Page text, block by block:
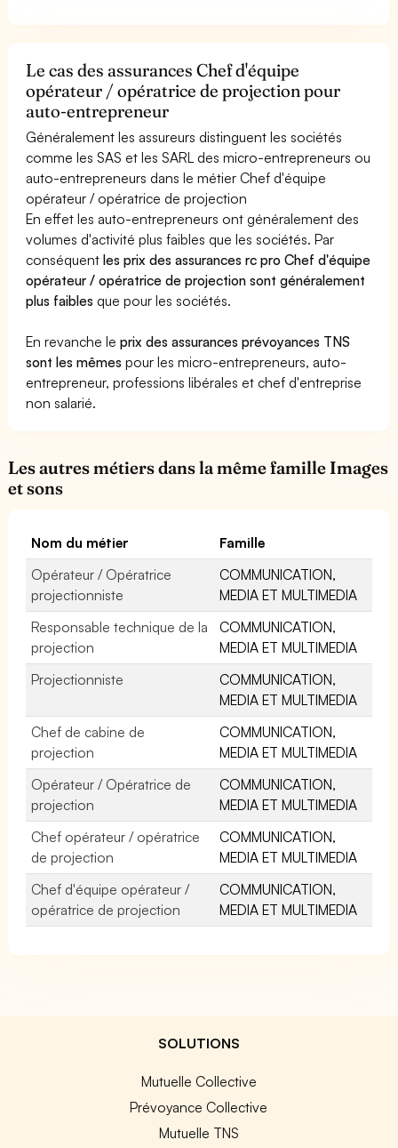
Le cas des assurances Chef d'équipe
opérateur / opératrice de projection pour
auto-entrepreneur
Généralement les assureurs distinguent les sociétés
comme les SAS et les SARL des micro-entrepreneurs ou
auto-entrepreneurs dans le métier Chef d'équipe
opérateur / opératrice de projection
En effet les auto-entrepreneurs ont généralement des
volumes d'activité plus faibles que les sociétés. Par
conséquentles prix des assurances rc pro Chef d'équipe
opérateur / opératrice de projection sont généralement
plus faibles que pour les sociétés.
En revanche leprix des assurances prévoyances TNS
sont les mêmes pour les micro-entrepreneurs, auto-
entrepreneur, professions libérales et chef d'entreprise
non salarié.
Les autres métiers dans la même famille Images
et sons
Nom du métier
Famille
Opérateur / Opératrice
projectionniste
COMMUNICATION,
MEDIA ET MULTIMEDIA
Responsable technique de la
projection
COMMUNICATION,
MEDIA ET MULTIMEDIA
Projectionniste
COMMUNICATION,
MEDIA ET MULTIMEDIA
Chef de cabine de
projection
COMMUNICATION,
MEDIA ET MULTIMEDIA
Opérateur / Opératrice de
projection
COMMUNICATION,
MEDIA ET MULTIMEDIA
Chef opérateur / opératrice
de projection
COMMUNICATION,
MEDIA ET MULTIMEDIA
Chef d'équipe opérateur /
opératrice de projection
COMMUNICATION,
MEDIA ET MULTIMEDIA
SOLUTIONS
Mutuelle Collective
Prévoyance Collective
Mutuelle TNS